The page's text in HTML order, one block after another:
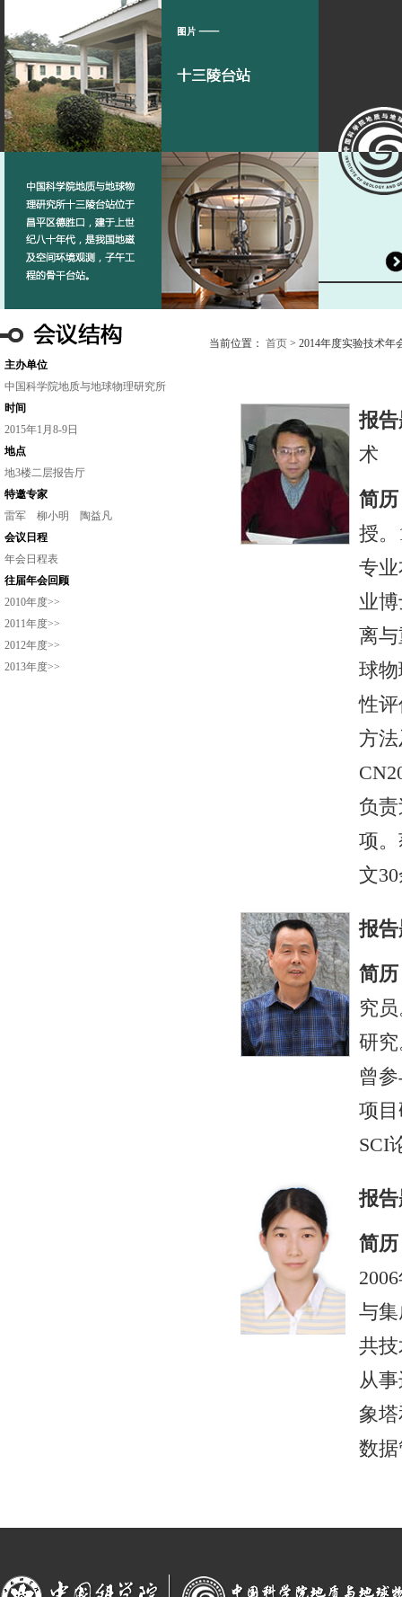
主办单位
中国科学院地质与地球物理研究所
时间
2015年1月8-9日
地点
地3楼二层报告厅
特邀专家
雷军
柳小明
陶益凡
会议日程
年会日程表
往届年会回顾
2010年度>>
2011年度>>
2012年度>>
2013年度>>
当前位置： 首页 > 2014年度实验技术年
报
术
简
授
专
业
离
球
性
方
负
项
文
报
简
究
研
曾
项
SCI
报
简
与
共
从
象
数